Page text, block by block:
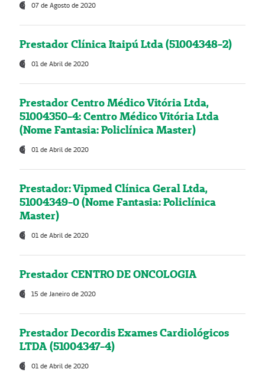
07 de Agosto de 2020
Prestador Clínica Itaipú Ltda (51004348-2)
01 de Abril de 2020
Prestador Centro Médico Vitória Ltda,
51004350-4: Centro Médico Vitória Ltda
(Nome Fantasia: Policlínica Master)
01 de Abril de 2020
Prestador: Vipmed Clínica Geral Ltda,
51004349-0 (Nome Fantasia: Policlínica
Master)
01 de Abril de 2020
Prestador CENTRO DE ONCOLOGIA
15 de Janeiro de 2020
Prestador Decordis Exames Cardiológicos
LTDA (51004347-4)
01 de Abril de 2020